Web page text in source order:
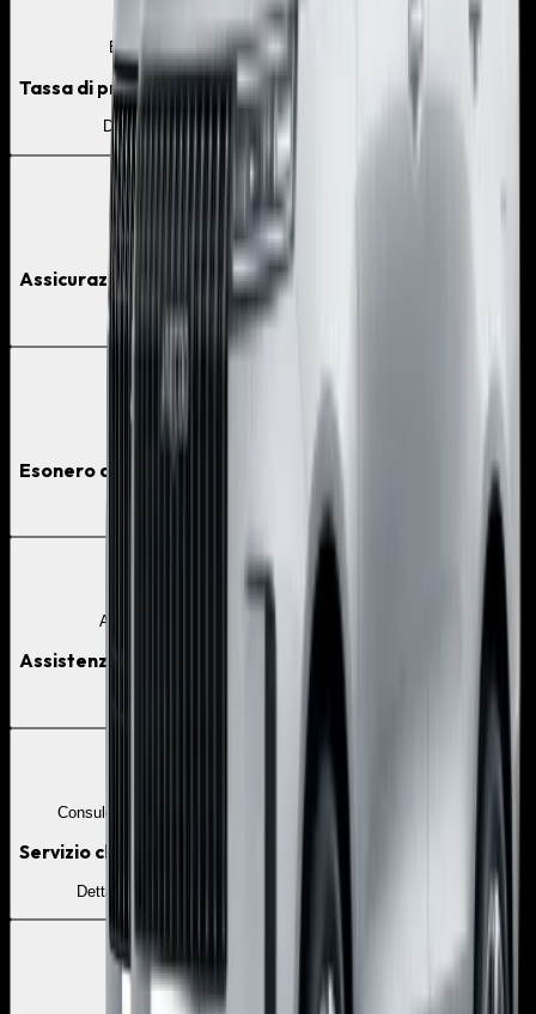
Bollo incluso
Tassa di proprietà del veicolo
Dettagli inclusi
Copertura RCA
Assicurazione RCA e copertura in caso di infortunio
Dettagli inclusi
Esonero da responsabilità per incendio, furto e danni
Assistenza 24/7
Assistenza stradale 24h su 24
Consulente dedicato
Servizio clienti dedicato
Dettagli inclusi
07
Zero burocrazia